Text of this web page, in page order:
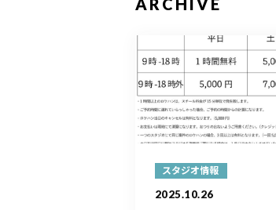
ARCHIVE
スタジオ情報
2025.10.26